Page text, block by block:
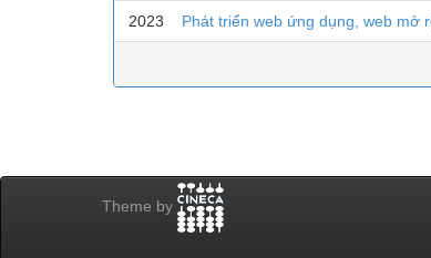
2023 Phát triển web ứng dụng, web mở
Theme by